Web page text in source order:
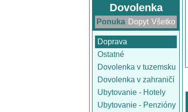
Dovolenka
Ponuka Dopyt Všetko
Doprava
Ostatné
Dovolenka v tuzemsku
Dovolenka v zahraničí
Ubytovanie - Hotely
Ubytovanie - Penzióny